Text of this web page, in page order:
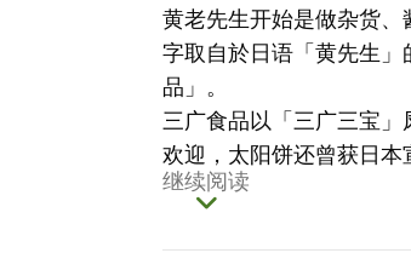
黄老先生开始是做杂货
字取自於日语「黄先生
品」。
三广食品以「三广三宝
欢迎，太阳饼还曾获日本
继续阅读